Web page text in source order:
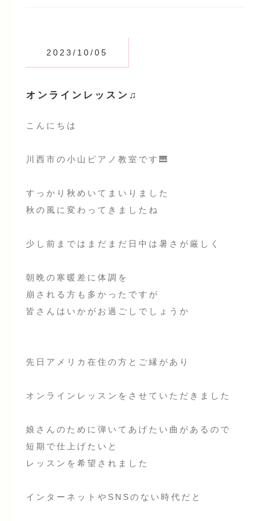
2023/10/05
オンラインレッスン♫
こんにちは
川西市の小山ピアノ教室です🎹
すっかり秋めいてまいりました
秋の風に変わってきましたね
少し前まではまだまだ日中は暑さが厳しく
朝晩の寒暖差に体調を
崩される方も多かったですが
皆さんはいかがお過ごしでしょうか
先日アメリカ在住の方とご縁があり
オンラインレッスンをさせていただきました
娘さんのために弾いてあげたい曲があるので
短期で仕上げたいと
レッスンを希望されました
インターネットやSNSのない時代だと